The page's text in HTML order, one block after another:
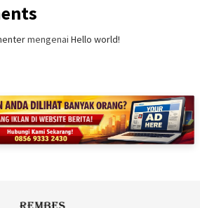
mengenai Hello world!